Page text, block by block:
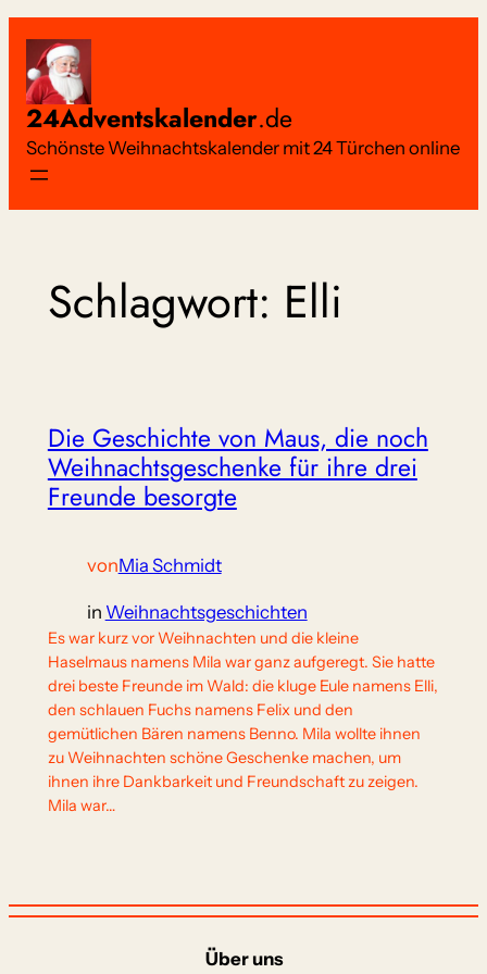
Inhalt
springen
24Adventskalender.de
Schönste Weihnachtskalender mit 24 Türchen online
Schlagwort: Elli
Die Geschichte von Maus, die noch
Weihnachtsgeschenke für ihre drei
Freunde besorgte
vonMia Schmidt
in Weihnachtsgeschichten
Es war kurz vor Weihnachten und die kleine
Haselmaus namens Mila war ganz aufgeregt. Sie hatte
drei beste Freunde im Wald: die kluge Eule namens Elli,
den schlauen Fuchs namens Felix und den
gemütlichen Bären namens Benno. Mila wollte ihnen
zu Weihnachten schöne Geschenke machen, um
ihnen ihre Dankbarkeit und Freundschaft zu zeigen.
Mila war…
Über uns